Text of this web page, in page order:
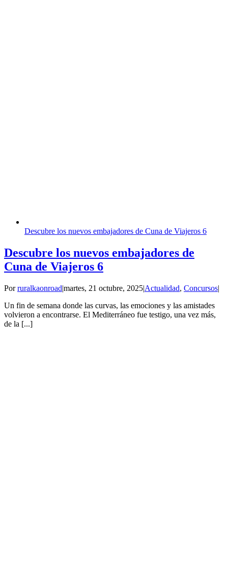
Descubre los nuevos embajadores de Cuna de Viajeros 6
Descubre los nuevos embajadores de
Cuna de Viajeros 6
Porruralkaonroad|martes, 21 octubre, 2025|Actualidad, Concursos|
Un fin de semana donde las curvas, las emociones y las amistades
volvieron a encontrarse. El Mediterráneo fue testigo, una vez más,
de la [...]